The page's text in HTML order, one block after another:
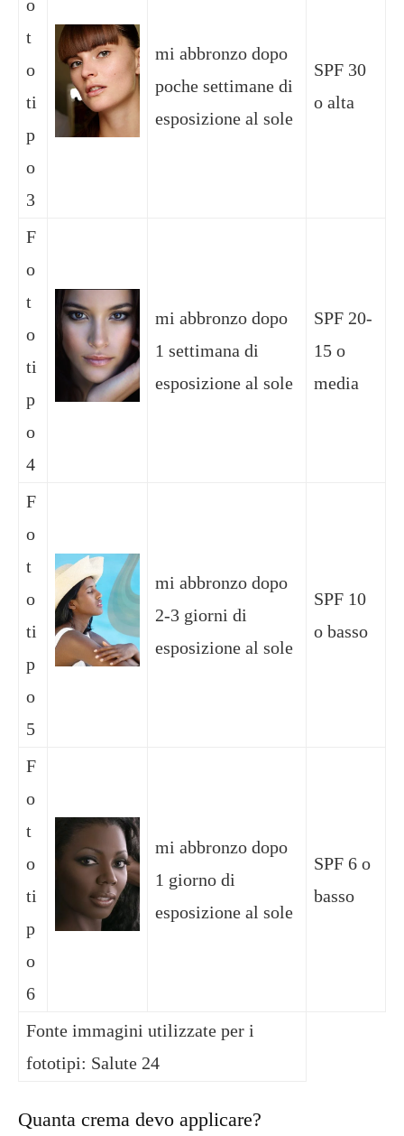
Fonte immagini utilizzate per i
fototipi: Salute 24
o
t
o
ti
p
o
3
mi abbronzo dopo
poche settimane di
esposizione al sole
SPF 30
o alta
F
o
t
o
ti
p
o
4
mi abbronzo dopo
1 settimana di
esposizione al sole
SPF 20-
15 o
media
F
o
t
o
ti
p
o
5
mi abbronzo dopo
2-3 giorni di
esposizione al sole
SPF 10
o basso
F
o
t
o
ti
p
o
6
mi abbronzo dopo
1 giorno di
esposizione al sole
SPF 6 o
basso
Quanta crema devo applicare?